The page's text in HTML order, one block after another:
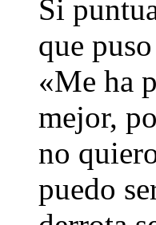
Si
que
«Me ha
mejor,
no
puedo